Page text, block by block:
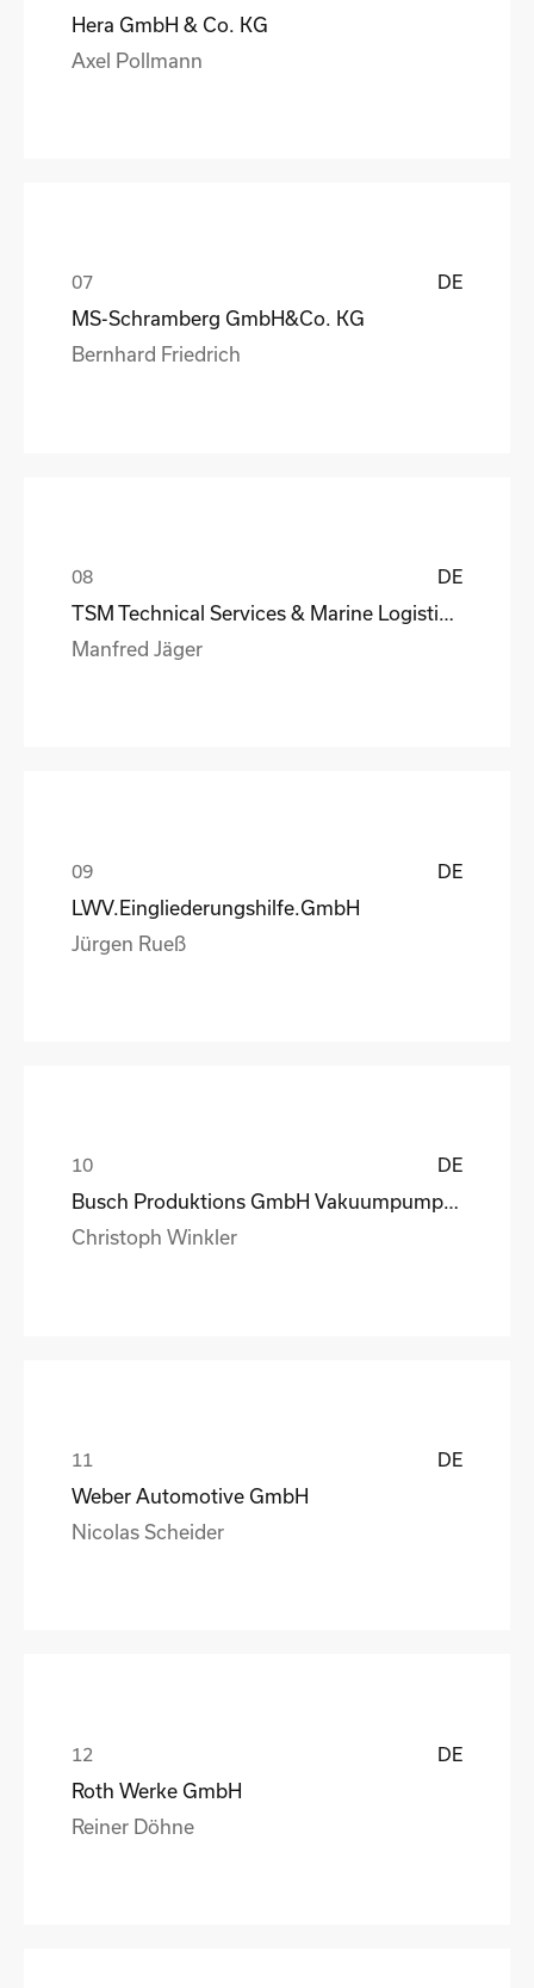
Hera GmbH & Co. KG
Axel Pollmann
DE
MS-Schramberg GmbH&Co. KG
Bernhard Friedrich
DE
Manfred Jäger
DE
LWV.Eingliederungshilfe.GmbH
Jürgen Rueß
DE
Christoph Winkler
DE
Weber Automotive GmbH
Nicolas Scheider
DE
Roth Werke GmbH
Reiner Döhne